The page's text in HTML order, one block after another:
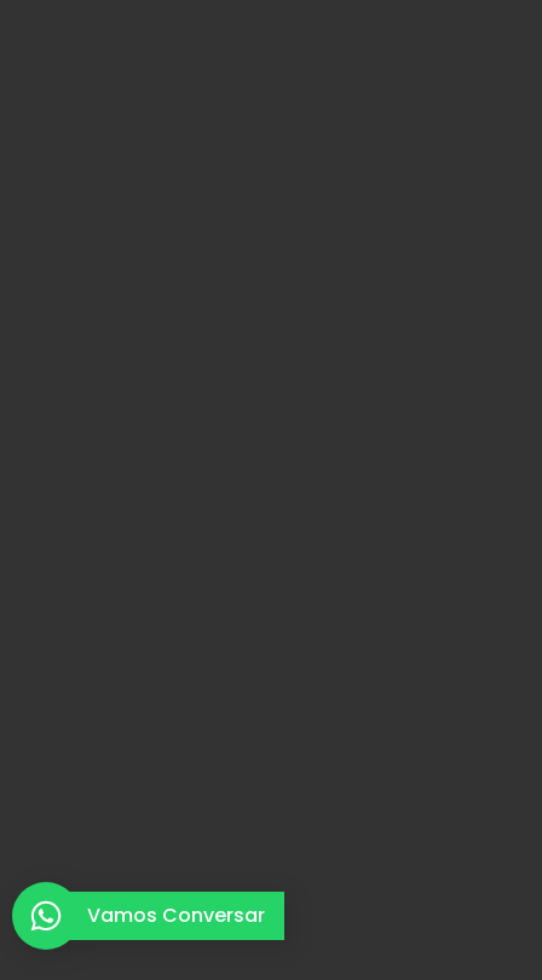
Vamos Conversar